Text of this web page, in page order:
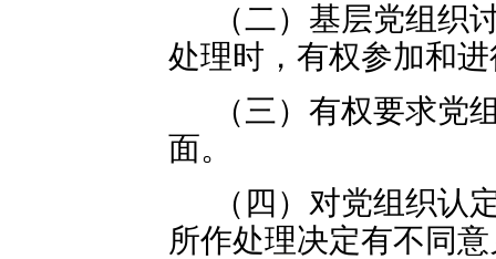
（二）基层党组织
处理时，有权参加和
（三）有权要求党
面。
（四）对党组织认
所作处理决定有不同